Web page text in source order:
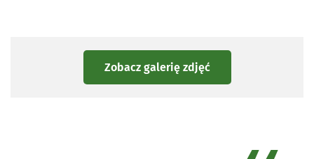
Zobacz galerię zdjęć